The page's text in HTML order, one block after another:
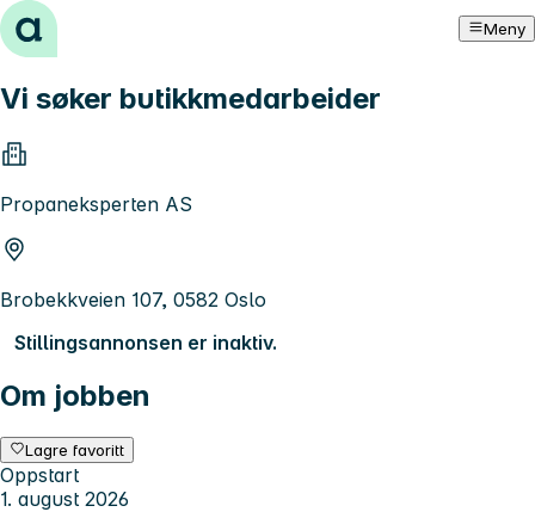
Hopp til innhold Meny
Vi søker butikkmedarbeider
Propaneksperten AS
Brobekkveien 107, 0582 Oslo
Stillingsannonsen er inaktiv.
Om jobben
Lagre favoritt
Oppstart
1. august 2026